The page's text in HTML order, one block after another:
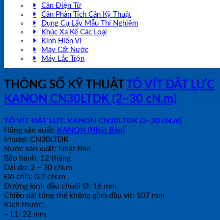
Cân Điện Tử
Cân Phân Tích Cân Kỹ Thuật
Dụng Cụ Lấy Mẫu Thí Nghiệm
Khúc Xạ Kế Các Loại
Kính Hiển Vi
Máy Cất Nước
Máy Lắc Trộn
THÔNG SỐ KỸ THUẬT TÔ VÍT ĐẶT LỰC
KANON CN30LTDK (2~30 cN.m)
TÔ VÍT ĐẶT LỰC KANON CN30LTDK (2~30 cN.m)
Hãng sản xuất: KANON (Nhật Bản)
Model: CN30LTDK
Nước sản xuất: Nhật Bản
Bảo hành: 12 tháng
Dải đo: 2 ~ 30 cN.m
Độ chia: 0.2 cN.m
Đường kính đầu chuôi Ø: 16 mm
Chiều dài tổng thể không gồm đầu vít: 107 mm
Kích thước:
– L1: 22 mm